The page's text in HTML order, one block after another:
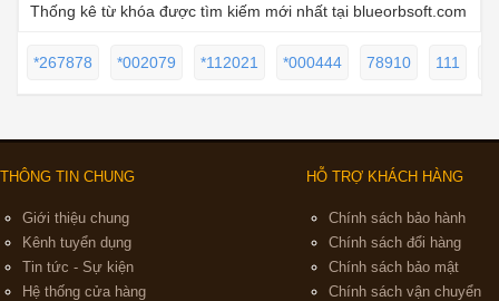
Thống kê từ khóa được tìm kiếm mới nhất tại blueorbsoft.com
*267878 *002079 *112021 *000444 78910 111
THÔNG TIN CHUNG
Giới thiệu chung
Kênh tuyển dụng
Tin tức - Sự kiện
Hệ thống cửa hàng
HỖ TRỢ KHÁCH HÀNG
Chính sách bảo hành
Chính sách đổi hàng
Chính sách bảo mật
Chính sách vận chuyển